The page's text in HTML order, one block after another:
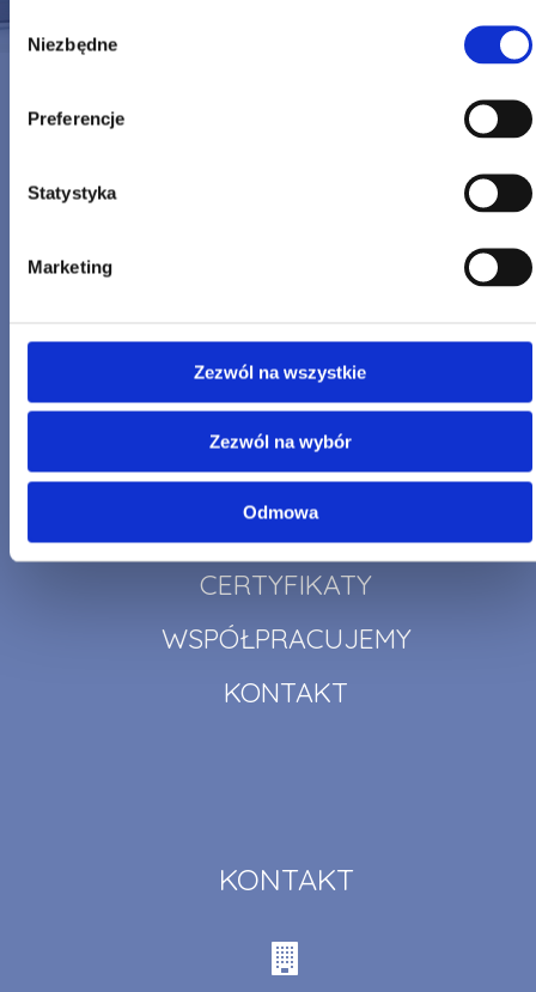
Wybór
zgody
Niezbędne
Preferencje
Statystyka
Marketing
Zezwól na wszystkie
Zezwól na wybór
Odmowa
CENNIK
REALIZACJE
REFERENCJE
PORADNIK
CERTYFIKATY
WSPÓŁPRACUJEMY
KONTAKT
KONTAKT